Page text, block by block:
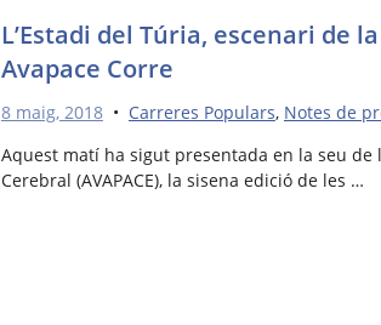
L’Estadi del Túria, escenari de
Avapace Corre
8 maig, 2018• Carreres Populars, Notes de
Aquest matí ha sigut presentada en la seu de
Cerebral (AVAPACE), la sisena edició de les …